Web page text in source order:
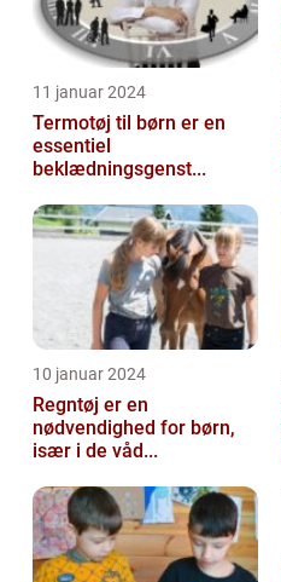
11 januar 2024
Termotøj til børn er en
essentiel
beklædningsgenst...
10 januar 2024
Regntøj er en
nødvendighed for børn,
især i de våd...